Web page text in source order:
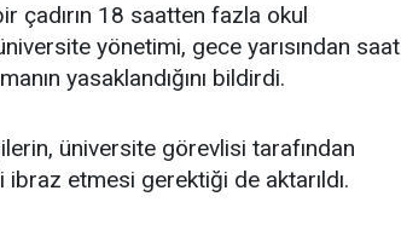
çadırın 18 saatten fazla okul
yönetimi, gece yarısından saat
yasaklandığını bildirdi.
üniversite görevlisi tarafından
etmesi gerektiği de aktarıldı.